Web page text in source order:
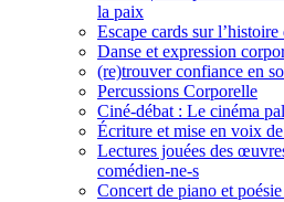
la paix
Escape cards sur
Danse et expression
(re)trouver confiance en
Percussions Corporelle
Ciné-débat : Le cinéma
Écriture et mise en voix
Lectures jouées des
comédien-ne-s
Concert de piano et